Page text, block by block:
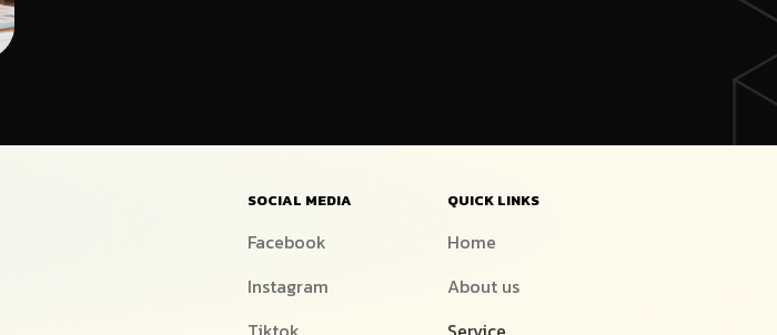
SOCIAL MEDIA
Facebook
Instagram
QUICK LINKS
Home
About us